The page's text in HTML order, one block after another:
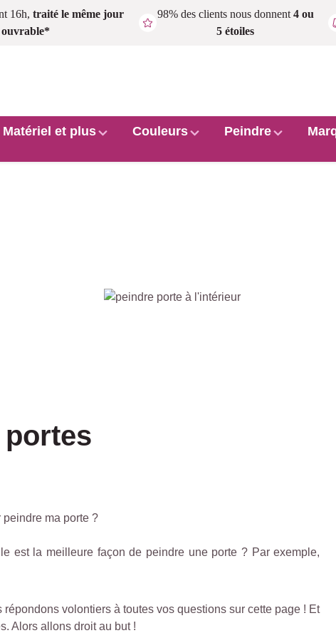
16h, traité le même jour
ouvrable*
98% des clients nous donnent 4 ou
5 étoiles
Matériel et plus Couleurs Peindre
ma porte ?
est la meilleure façon de peindre une porte ? Par exemple,
volontiers à toutes vos questions sur cette page ! Et
Alors allons droit au but !